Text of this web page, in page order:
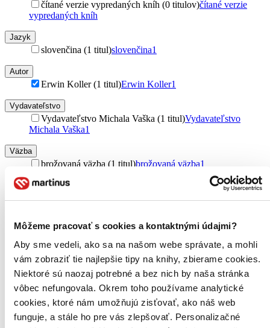
Môžeme pracovať s cookies a kontaktnými údajmi?
Aby sme vedeli, ako sa na našom webe správate, a mohli
vám zobraziť tie najlepšie tipy na knihy, zbierame cookies.
Niektoré sú naozaj potrebné a bez nich by naša stránka
vôbec nefungovala. Okrem toho používame analytické
cookies, ktoré nám umožňujú zisťovať, ako náš web
funguje, a stále ho pre vás zlepšovať. Personalizačné
čítané verzie vypredaných kníh (0 titulov)čítané verzie
vypredaných kníh
Jazyk
slovenčina (1 titul)slovenčina1
Autor
Erwin Koller (1 titul)Erwin Koller1
Vydavateľstvo
Vydavateľstvo Michala Vaška (1 titul)Vydavateľstvo
Michala Vaška1
Väzba
brožovaná väzba (1 titul)brožovaná väzba1
Zúžiť výber
Bestsellery
Top hodnotené
Novinky
Najdrahšie
Najlacnejšie
Najvyššia zľava